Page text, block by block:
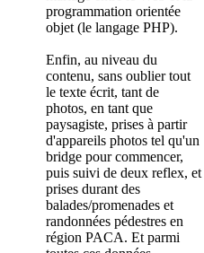
programmation orientée
objet (le langage PHP).
Enfin, au niveau du
contenu, sans oublier tout
le texte écrit, tant de
photos, en tant que
paysagiste, prises à partir
d'appareils photos tel qu'un
bridge pour commencer,
puis suivi de deux reflex, et
prises durant des
balades/promenades et
randonnées pédestres en
région PACA. Et parmi